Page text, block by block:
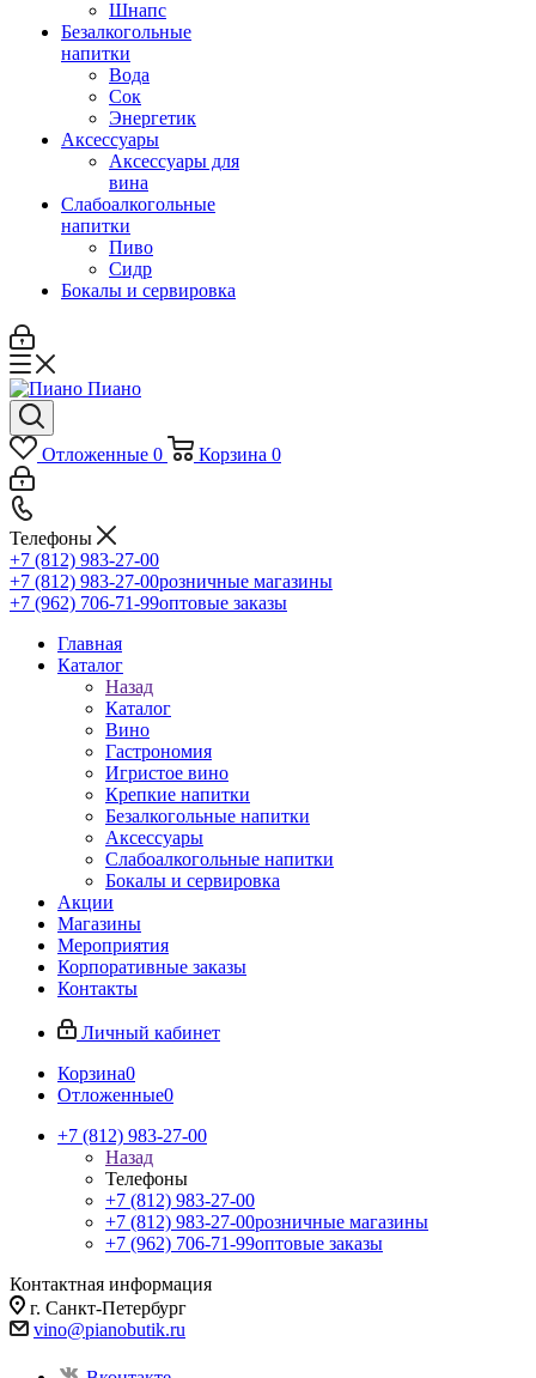
Шнапс
Безалкогольные
напитки
Вода
Сок
Энергетик
Аксессуары
Аксессуары для
вина
Слабоалкогольные
напитки
Пиво
Сидр
Бокалы и сервировка
Отложенные 0 Корзина 0
Телефоны
+7 (812) 983-27-00
+7 (812) 983-27-00розничные магазины
+7 (962) 706-71-99оптовые заказы
Главная
Каталог
Назад
Каталог
Вино
Гастрономия
Игристое вино
Крепкие напитки
Безалкогольные напитки
Аксессуары
Слабоалкогольные напитки
Бокалы и сервировка
Акции
Магазины
Мероприятия
Корпоративные заказы
Контакты
Личный кабинет
Корзина0
Отложенные0
+7 (812) 983-27-00
Назад
Телефоны
+7 (812) 983-27-00
+7 (812) 983-27-00розничные магазины
+7 (962) 706-71-99оптовые заказы
Контактная информация
г. Санкт-Петербург
vino@pianobutik.ru